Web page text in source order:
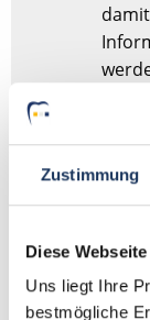
Zustimmung
Diese
Uns liegt Ihre
bestmögliche
Sie haben
müssen Sie